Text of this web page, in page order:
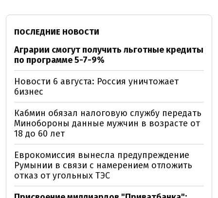
ПОСЛЕДНИЕ НОВОСТИ
Аграрии смогут получить льготные кредиты
по программе 5-7-9%
Новости 6 августа: Россия уничтожает
бизнес
Кабмин обязал налоговую службу передать
Минобороны данные мужчин в возрасте от
18 до 60 лет
Еврокомиссия вынесла предупреждение
Румынии в связи с намерением отложить
отказ от угольных ТЭС